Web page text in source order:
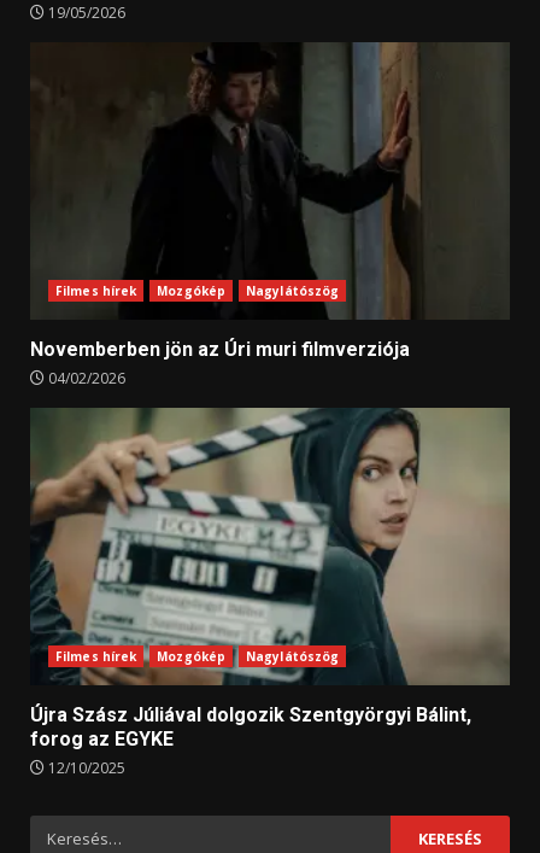
19/05/2026
Filmes hírek Mozgókép Nagylátószög
Novemberben jön az Úri muri filmverziója
04/02/2026
Filmes hírek Mozgókép Nagylátószög
Újra Szász Júliával dolgozik Szentgyörgyi Bálint,
forog az EGYKE
12/10/2025
Keresés: